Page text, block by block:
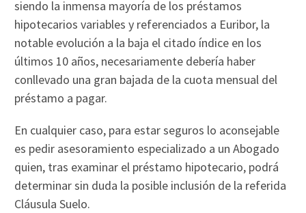
siendo la inmensa mayoría de los préstamos
hipotecarios variables y referenciados a Euribor, la
notable evolución a la baja el citado índice en los
últimos 10 años, necesariamente debería haber
conllevado una gran bajada de la cuota mensual del
préstamo a pagar.
En cualquier caso, para estar seguros lo aconsejable
es pedir asesoramiento especializado a un Abogado
quien, tras examinar el préstamo hipotecario, podrá
determinar sin duda la posible inclusión de la referida
Cláusula Suelo.